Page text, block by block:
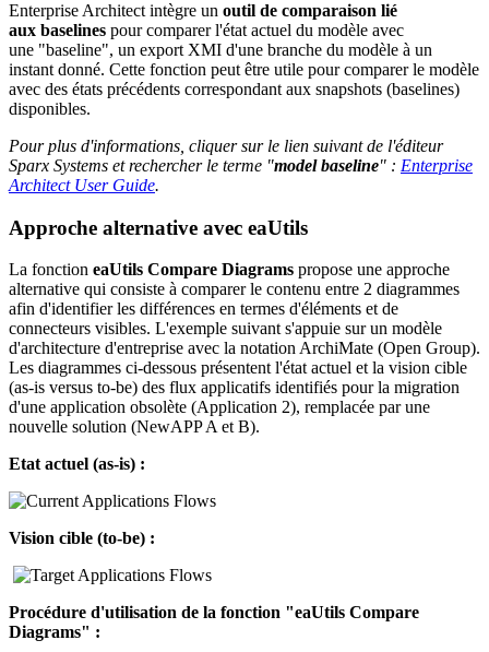
Enterprise Architect intègre un outil de comparaison lié
aux baselines pour comparer l'état actuel du modèle avec
une "baseline", un export XMI d'une branche du modèle à un
instant donné. Cette fonction peut être utile pour comparer le modèle
avec des états précédents correspondant aux snapshots (baselines)
disponibles.
Pour plus d'informations, cliquer sur le lien suivant de l'éditeur
Sparx Systems et rechercher le terme "model baseline" : Enterprise
Architect User Guide.
Approche alternative avec eaUtils
La fonction eaUtils Compare Diagrams propose une approche
alternative qui consiste à comparer le contenu entre 2 diagrammes
afin d'identifier les différences en termes d'éléments et de
connecteurs visibles. L'exemple suivant s'appuie sur un modèle
d'architecture d'entreprise avec la notation ArchiMate (Open Group).
Les diagrammes ci-dessous présentent l'état actuel et la vision cible
(as-is versus to-be) des flux applicatifs identifiés pour la migration
d'une application obsolète (Application 2), remplacée par une
nouvelle solution (NewAPP A et B).
Etat actuel (as-is) :
Vision cible (to-be) :
Procédure d'utilisation de la fonction "eaUtils Compare
Diagrams" :